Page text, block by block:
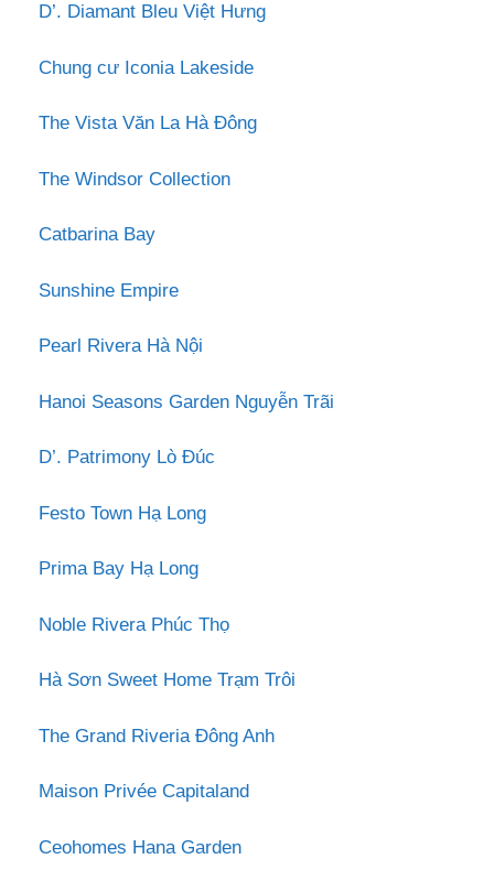
D’. Diamant Bleu Việt Hưng
Chung cư Iconia Lakeside
The Vista Văn La Hà Đông
The Windsor Collection
Catbarina Bay
Sunshine Empire
Pearl Rivera Hà Nội
Hanoi Seasons Garden Nguyễn Trãi
D’. Patrimony Lò Đúc
Festo Town Hạ Long
Prima Bay Hạ Long
Noble Rivera Phúc Thọ
Hà Sơn Sweet Home Trạm Trôi
The Grand Riveria Đông Anh
Maison Privée Capitaland
Ceohomes Hana Garden